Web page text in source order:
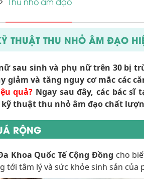
THUẬT THU NHỎ ÂM ĐẠO
sau sinh và phụ nữ trên 30 bị
giảm và tăng nguy cơ mắc các
quả? Ngay sau đây, các bác sĩ
thuật thu nhỏ âm đạo chất
RỘNG
Khoa Quốc Tế Cộng Đồng cho
tâm lý và sức khỏe sinh sản của